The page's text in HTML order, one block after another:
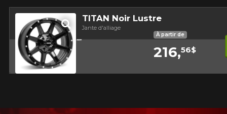
TITAN Noir Lustre
Jante d'alliage
À partir de
216,56$